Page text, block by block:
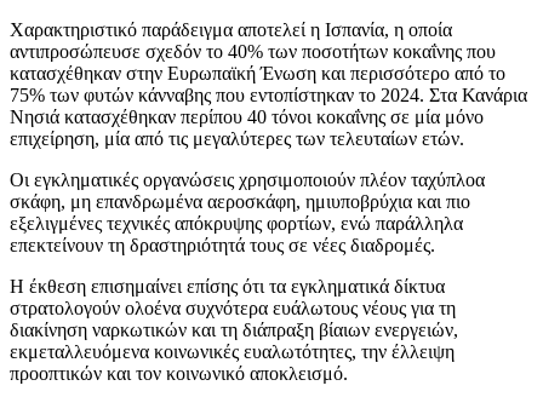
Χαρακτηριστικό παράδειγμα αποτελεί η Ισπανία, η οποία
αντιπροσώπευσε σχεδόν το 40% των ποσοτήτων κοκαΐνης που
κατασχέθηκαν στην Ευρωπαϊκή Ένωση και περισσότερο από το
75% των φυτών κάνναβης που εντοπίστηκαν το 2024. Στα Κανάρια
Νησιά κατασχέθηκαν περίπου 40 τόνοι κοκαΐνης σε μία μόνο
επιχείρηση, μία από τις μεγαλύτερες των τελευταίων ετών.
Οι εγκληματικές οργανώσεις χρησιμοποιούν πλέον ταχύπλοα
σκάφη, μη επανδρωμένα αεροσκάφη, ημιυποβρύχια και πιο
εξελιγμένες τεχνικές απόκρυψης φορτίων, ενώ παράλληλα
επεκτείνουν τη δραστηριότητά τους σε νέες διαδρομές.
Η έκθεση επισημαίνει επίσης ότι τα εγκληματικά δίκτυα
στρατολογούν ολοένα συχνότερα ευάλωτους νέους για τη
διακίνηση ναρκωτικών και τη διάπραξη βίαιων ενεργειών,
εκμεταλλευόμενα κοινωνικές ευαλωτότητες, την έλλειψη
προοπτικών και τον κοινωνικό αποκλεισμό.